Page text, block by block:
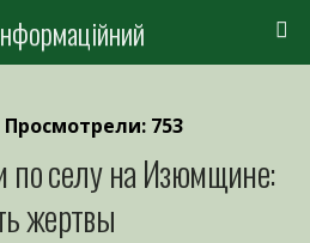
Просмотрели: 753
по селу на Изюмщине:
жертвы